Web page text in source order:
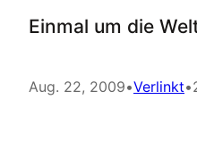
Einmal um die
Aug. 22, 2009•Verlinkt•